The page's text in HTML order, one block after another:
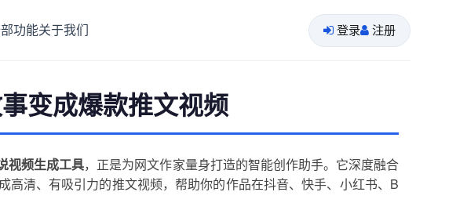
功能关于我们 登录 注册
变成爆款推文视频
视频生成工具，正是为网文作家量身打造的智能创作助手。它深度融合
清、有吸引力的推文视频，帮助你的作品在抖音、快手、小红书、B